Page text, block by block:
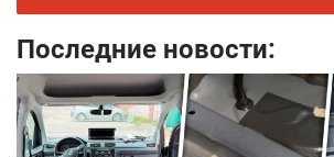
Последние новости: